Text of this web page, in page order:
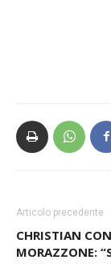
Articolo precedente
CHRISTIAN
MORAZZONE: